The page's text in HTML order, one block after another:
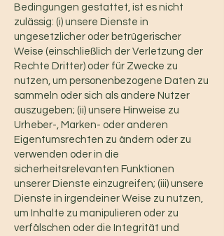
Bedingungen gestattet, ist es nicht
zulässig: (i) unsere Dienste in
ungesetzlicher oder betrügerischer
Weise (einschließlich der Verletzung der
Rechte Dritter) oder für Zwecke zu
nutzen, um personenbezogene Daten zu
sammeln oder sich als andere Nutzer
auszugeben; (ii) unsere Hinweise zu
Urheber-, Marken- oder anderen
Eigentumsrechten zu ändern oder zu
verwenden oder in die
sicherheitsrelevanten Funktionen
unserer Dienste einzugreifen; (iii) unsere
Dienste in irgendeiner Weise zu nutzen,
um Inhalte zu manipulieren oder zu
verfälschen oder die Integrität und